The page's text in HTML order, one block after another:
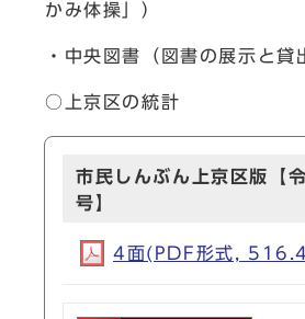
かみ体操」）
・中央図書（図書の展示と貸
○上京区の統計
市民しんぶん上京区版【
号】
4面(PDF形式,